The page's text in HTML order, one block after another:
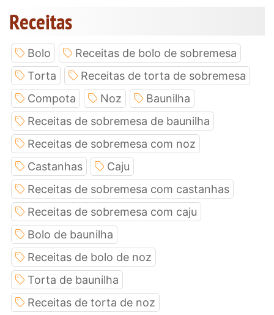
Receitas
Bolo
Receitas de bolo de sobremesa
Torta
Receitas de torta de sobremesa
Compota
Noz
Baunilha
Receitas de sobremesa de baunilha
Receitas de sobremesa com noz
Castanhas
Caju
Receitas de sobremesa com castanhas
Receitas de sobremesa com caju
Bolo de baunilha
Receitas de bolo de noz
Torta de baunilha
Receitas de torta de noz